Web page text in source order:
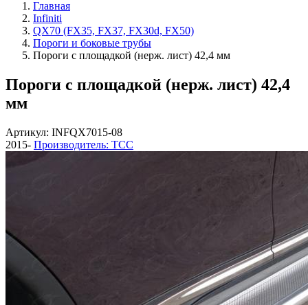
Главная
Infiniti
QX70 (FX35, FX37, FX30d, FX50)
Пороги и боковые трубы
Пороги с площадкой (нерж. лист) 42,4 мм
Пороги с площадкой (нерж. лист) 42,4
мм
Артикул: INFQX7015-08
2015- Производитель: ТСС